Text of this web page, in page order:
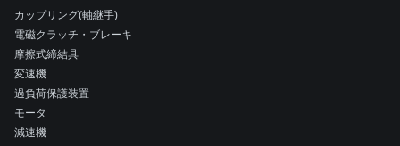
カップリング(軸継手)
電磁クラッチ・ブレーキ
摩擦式締結具
変速機
過負荷保護装置
モータ
減速機